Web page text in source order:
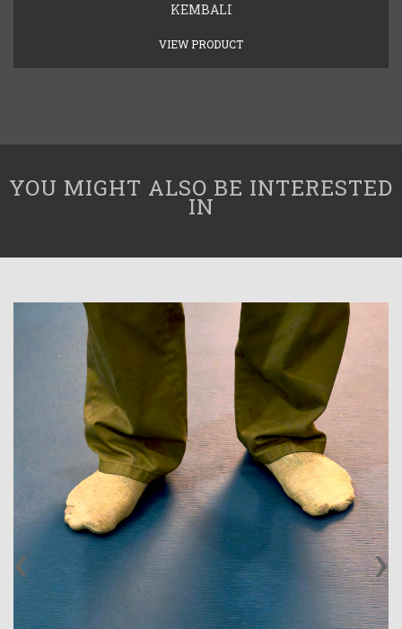
KEMBALI
VIEW PRODUCT
YOU MIGHT ALSO BE INTERESTED
IN
‹ ›